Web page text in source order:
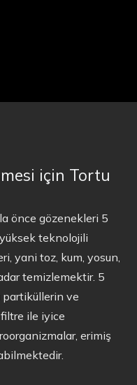
için Tortu
önce gözenekleri 5
teknolojili
yani toz, kum, yosun,
temizlemektir. 5
partiküllerin ve
ile iyice
erimiş